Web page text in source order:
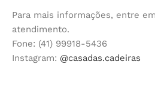
Para mais informações, entre
atendimento.
Fone: (41) 99918-5436
Instagram: @casadas.cadeiras